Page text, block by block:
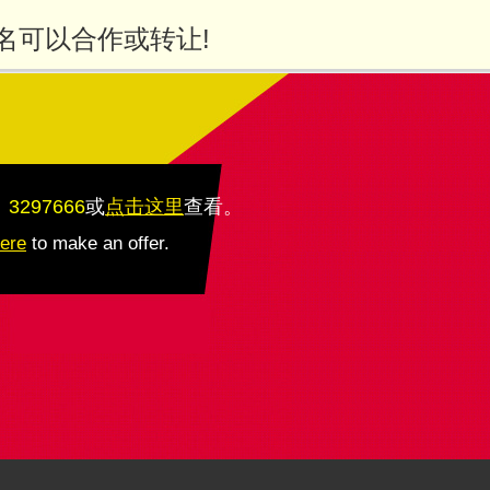
可以合作或转让!
3297666或点击这里查看。
to make an offer.